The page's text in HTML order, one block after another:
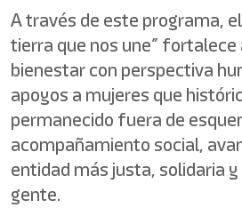
A través de este programa,
tierra que nos une” fortalece
bienestar con perspectiva
apoyos a mujeres que
permanecido fuera de
acompañamiento social,
entidad más justa, solidaria
gente.